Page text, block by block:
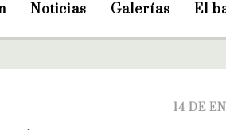
Noticias Galerías El
14 DE